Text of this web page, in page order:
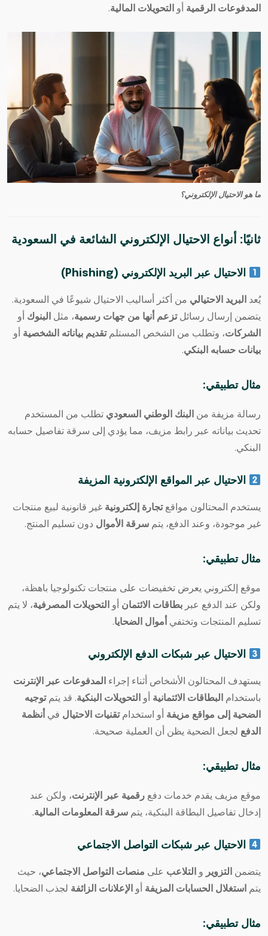
المدفوعات الرقمية أو التحويلات المالية.
ما هو الاحتيال الإلكتروني؟
ثانيًا: أنواع الاحتيال الإلكتروني الشائعة في السعودية
الاحتيال عبر البريد الإلكتروني (Phishing)
يُعد البريد الاحتيالي من أكثر أساليب الاحتيال شيوعًا في السعودية.
يتضمن إرسال رسائلتزعم أنها من جهات رسمية، مثل البنوك أو
الشركات، وتطلب من الشخص المستلمتقديم بياناته الشخصية أو
بيانات حسابه البنكي.
مثال تطبيقي:
رسالة مزيفة من البنك الوطني السعودي تطلب من المستخدم
تحديث بياناته عبر رابط مزيف، مما يؤدي إلى سرقة تفاصيل حسابه
البنكي.
الاحتيال عبر المواقع الإلكترونية المزيفة
يستخدم المحتالون مواقعتجارة إلكترونية غير قانونية لبيع منتجات
غير موجودة، وعند الدفع، يتم سرقة الأموال دون تسليم المنتج.
مثال تطبيقي:
موقع إلكتروني يعرض تخفيضات على منتجات تكنولوجيا باهظة،
ولكن عند الدفع عبر بطاقات الائتمان أو التحويلات المصرفية، لا يتم
تسليم المنتجات وتختفي أموال الضحايا.
الاحتيال عبر شبكات الدفع الإلكتروني
يستهدف المحتالون الأشخاص أثناء إجراء المدفوعات عبر الإنترنت
باستخدام البطاقات الائتمانية أو التحويلات البنكية. قد يتمتوجيه
الضحية إلى مواقع مزيفة أو استخدامتقنيات الاحتيال في أنظمة
الدفع لجعل الضحية يظن أن العملية صحيحة.
مثال تطبيقي:
موقع مزيف يقدم خدمات دفع رقمية عبر الإنترنت، ولكن عند
إدخال تفاصيل البطاقة البنكية، يتم سرقة المعلومات المالية.
الاحتيال عبر شبكات التواصل الاجتماعي
يتضمن التزوير و التلاعب على منصات التواصل الاجتماعي، حيث
يتم استغلال الحسابات المزيفة أو الإعلانات الزائفة لجذب الضحايا.
مثال تطبيقي: